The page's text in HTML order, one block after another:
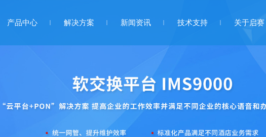
产品中心 解决方案 新闻资讯 技术支持 关于启赛